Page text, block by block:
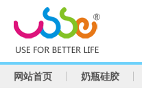
网站首页 奶瓶硅胶